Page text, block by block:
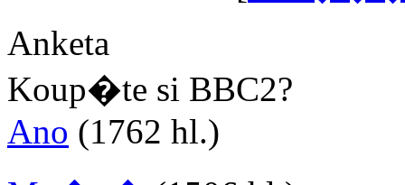
Anketa
Koup�te si BBC2?
Ano (1762 hl.)